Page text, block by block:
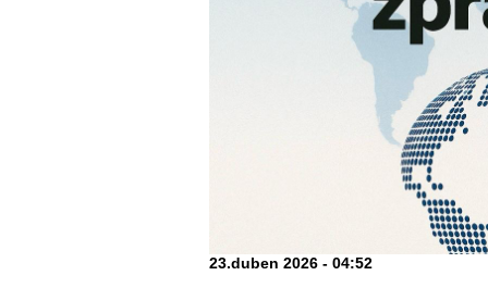
23.duben 2026 - 04:52